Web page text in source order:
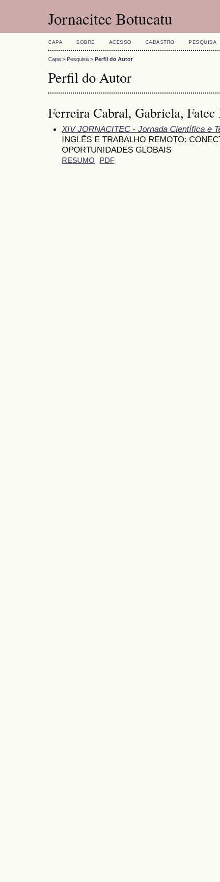
Jornacitec Botucatu
CAPA SOBRE ACESSO CADASTRO PESQUISA
Capa > Pesquisa > Perfil do Autor
Perfil do Autor
Ferreira Cabral, Gabriela, Fatec
XIV JORNACITEC - Jornada Científica e
INGLÊS E TRABALHO REMOTO:
OPORTUNIDADES GLOBAIS
RESUMO PDF